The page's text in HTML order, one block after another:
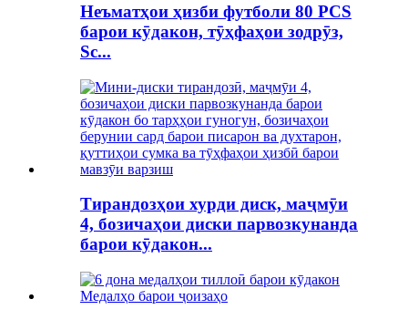
Неъматҳои ҳизби футболи 80 PCS
барои кӯдакон, тӯҳфаҳои зодрӯз,
Sc...
Тирандозҳои хурди диск, маҷмӯи
4, бозичаҳои диски парвозкунанда
барои кӯдакон...